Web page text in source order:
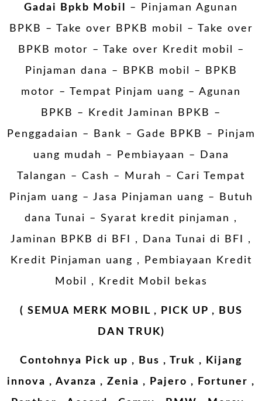
Gadai Bpkb Mobil
– Pinjaman Agunan
BPKB – Take over BPKB mobil
– Take over
BPKB motor – Take over Kredit mobil
–
Pinjaman dana – BPKB mobil – BPKB
motor – Tempat Pinjam uang – Agunan
BPKB – Kredit Jaminan BPKB –
Penggadaian – Bank – Gade BPKB – Pinjam
uang mudah – Pembiayaan – Dana
Talangan – Cash – Murah – Cari Tempat
Pinjam uang – Jasa Pinjaman uang – Butuh
dana Tunai – Syarat kredit pinjaman ,
Jaminan BPKB di BFI , Dana Tunai di BFI ,
Kredit Pinjaman uang , Pembiayaan Kredit
Mobil , Kredit Mobil bekas
( SEMUA MERK MOBIL , PICK UP , BUS
DAN TRUK)
Contohnya Pick up , Bus , Truk , Kijang
innova , Avanza , Zenia , Pajero , Fortuner ,